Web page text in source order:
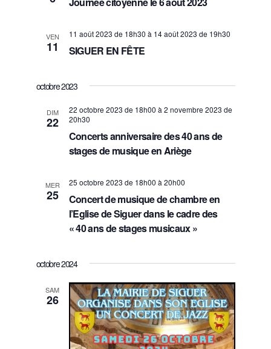
t
VEN
11
11 août 2023 de 18h30 à 14 août 2023 de 19h30
SIGUER EN FÊTE
octobre 2023
DIM
22
22 octobre 2023 de 18h00 à 2 novembre 2023 de
20h30
Concerts anniversaire des 40 ans de
stages de musique en Ariège
MER
25
25 octobre 2023 de 18h00 à 20h00
Concert de musique de chambre en
l’Eglise de Siguer dans le cadre des
« 40 ans de stages musicaux »
octobre 2024
SAM
26